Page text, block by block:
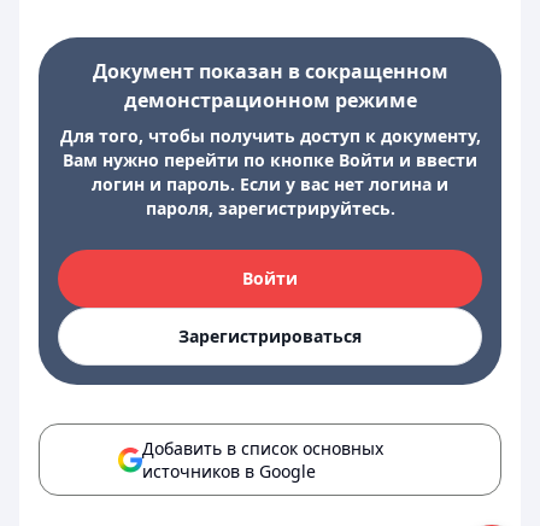
Документ показан в сокращенном
демонстрационном режиме
Для того, чтобы получить доступ к документу,
Вам нужно перейти по кнопке Войти и ввести
логин и пароль. Если у вас нет логина и
пароля, зарегистрируйтесь.
Войти
Зарегистрироваться
Добавить в список основных
источников в Google